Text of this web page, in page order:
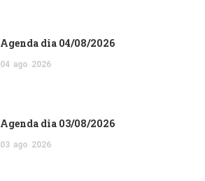
Agenda dia 04/08/2026
04 ago 2026
Agenda dia 03/08/2026
03 ago 2026